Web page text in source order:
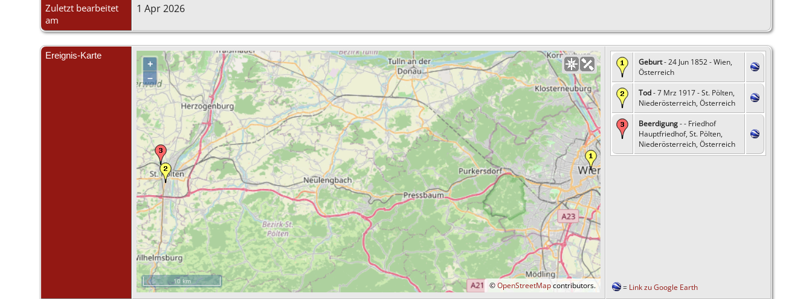
Zuletzt bearbeitet
am
1 Apr 2026
Ereignis-Karte
+
–
©OpenStreetMapcontributors.
10 km
Geburt- 24 Jun 1852 - Wien,
Österreich
Tod- 7 Mrz 1917 - St. Pölten,
Niederösterreich, Österreich
Beerdigung- - Friedhof
Hauptfriedhof, St. Pölten,
Niederösterreich, Österreich
= Link zu Google Earth